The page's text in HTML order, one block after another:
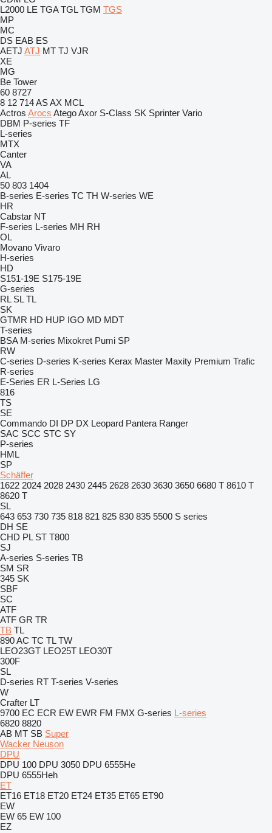
L2000 LE TGA TGL TGM TGS
MP
MC
DS EAB ES
AETJ ATJ MT TJ VJR
XE
MG
Be Tower
60 8727
8 12 714ASAX MCL
Actros Arocs AtegoAxor S-Class SK Sprinter Vario
DBM P-series TF
L-series
MTX
Canter
VA
AL
50 803 1404
B-series E-series TC TH W-series WE
HR
Cabstar NT
F-series L-series MH RH
OL
Movano Vivaro
H-series
HD
S151-19E S175-19E
G-series
RL SL TL
SK
GTMR HD HUP IGO MD MDT
T-series
BSA M-series Mixokret Pumi SP
RW
C-series D-series K-series Kerax Master Maxity Premium Trafic
R-series
E-Series ER L-Series LG
816
TS
SE
Commando DI DP DX Leopard Pantera Ranger
SAC SCC STC SY
P-series
HML
SP
Schäffer
1622 2024 2028 2430 2445 2628 2630 3630 3650 6680 T 8610 T
8620 T
SL
643 653 730 735 818 821 825 830 835 5500 S series
DH SE
CHD PL ST T800
SJ
A-series S-series TB
SM SR
345 SK
SBF
SC
ATF
ATF GR TR
TB TL
890AC TC TL TW
LEO23GT LEO25T LEO30T
300F
SL
D-series RT T-series V-series
W
Crafter LT
9700 EC ECR EW EWR FM FMX G-series L-series
6820 8820
AB MT SB Super
Wacker Neuson
DPU
DPU 100 DPU 3050 DPU 6555He
DPU 6555Heh
ET
ET16 ET18 ET20 ET24 ET35 ET65 ET90
EW
EW 65 EW 100
EZ